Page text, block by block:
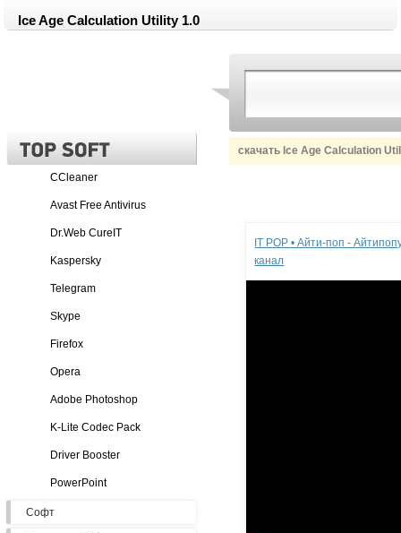
Ice Age Calculation Utility 1.0
скачать Ice Age Calculation
CCleaner
Avast Free Antivirus
Dr.Web CureIT
Kaspersky
Telegram
Skype
Firefox
Opera
Adobe Photoshop
K-Lite Codec Pack
Driver Booster
PowerPoint
Софт
IT POP • Айти-поп -
канал